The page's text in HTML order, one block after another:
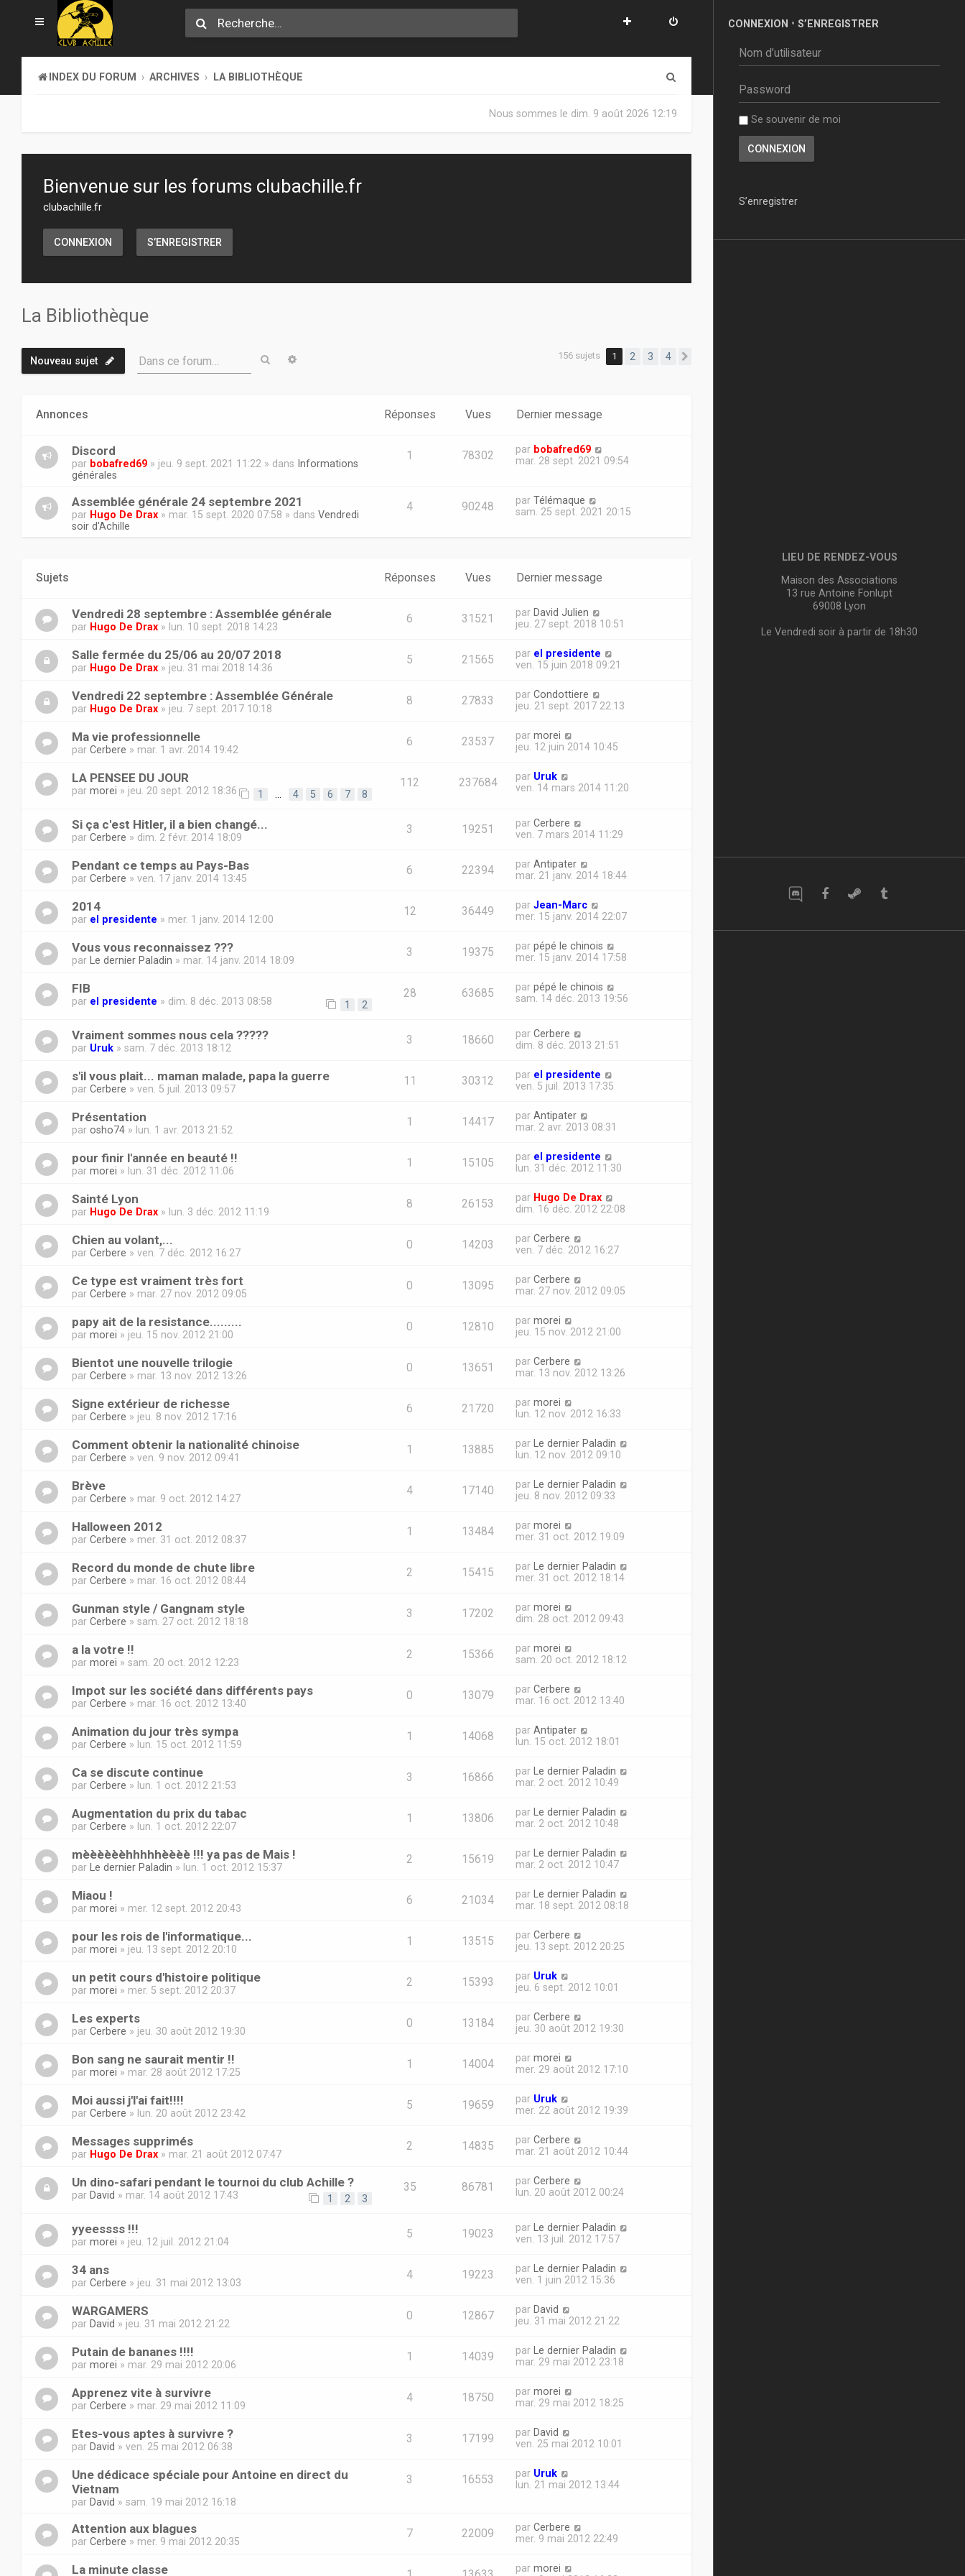
INDEX DU FORUM ARCHIVES LA BIBLIOTHÈQUE
Nous sommes le dim. 9 août 2026 12:19
Bienvenue sur les forums clubachille.fr
clubachille.fr
CONNEXION S’ENREGISTRER
La Bibliothèque
Nouveau sujet Dans ce forum… Rechercher 156 sujets 1 2 3 4
Annonces Réponses Vues Dernier message
Discord
par bobafred69 » jeu. 9 sept. 2021 11:22 » dans Informations
générales
1 78302 par bobafred69
mar. 28 sept. 2021 09:54
Assemblée générale 24 septembre 2021
par Hugo De Drax » mar. 15 sept. 2020 07:58 » dans Vendredi
soir d'Achille
4 90248 par Télémaque
sam. 25 sept. 2021 20:15
Sujets Réponses Vues Dernier message
Vendredi 28 septembre : Assemblée générale
par Hugo De Drax » lun. 10 sept. 2018 14:23
6 31521 par David Julien
jeu. 27 sept. 2018 10:51
Salle fermée du 25/06 au 20/07 2018
par Hugo De Drax » jeu. 31 mai 2018 14:36
5 21565 par el presidente
ven. 15 juin 2018 09:21
Vendredi 22 septembre : Assemblée Générale
par Hugo De Drax » jeu. 7 sept. 2017 10:18
8 27833 par Condottiere
jeu. 21 sept. 2017 22:13
Ma vie professionnelle
par Cerbere » mar. 1 avr. 2014 19:42
6 23537 par morei
jeu. 12 juin 2014 10:45
LA PENSEE DU JOUR
par morei » jeu. 20 sept. 2012 18:36 1 4 5 6 7 8
112 237684 par Uruk
ven. 14 mars 2014 11:20
Si ça c'est Hitler, il a bien changé...
par Cerbere » dim. 2 févr. 2014 18:09
3 19251 par Cerbere
ven. 7 mars 2014 11:29
Pendant ce temps au Pays-Bas
par Cerbere » ven. 17 janv. 2014 13:45
6 22394 par Antipater
mar. 21 janv. 2014 18:44
2014
par el presidente » mer. 1 janv. 2014 12:00
12 36449 par Jean-Marc
mer. 15 janv. 2014 22:07
Vous vous reconnaissez ???
par Le dernier Paladin » mar. 14 janv. 2014 18:09
3 19375 par pépé le chinois
mer. 15 janv. 2014 17:58
FIB
par el presidente » dim. 8 déc. 2013 08:58 1 2
28 63685 par pépé le chinois
sam. 14 déc. 2013 19:56
Vraiment sommes nous cela ?????
par Uruk » sam. 7 déc. 2013 18:12
3 18660 par Cerbere
dim. 8 déc. 2013 21:51
s'il vous plait... maman malade, papa la guerre
par Cerbere » ven. 5 juil. 2013 09:57
11 30312 par el presidente
ven. 5 juil. 2013 17:35
Présentation
par osho74 » lun. 1 avr. 2013 21:52
1 14417 par Antipater
mar. 2 avr. 2013 08:31
pour finir l'année en beauté !!
par morei » lun. 31 déc. 2012 11:06
1 15105 par el presidente
lun. 31 déc. 2012 11:30
Sainté Lyon
par Hugo De Drax » lun. 3 déc. 2012 11:19
8 26153 par Hugo De Drax
dim. 16 déc. 2012 22:08
Chien au volant,...
par Cerbere » ven. 7 déc. 2012 16:27
0 14203 par Cerbere
ven. 7 déc. 2012 16:27
Ce type est vraiment très fort
par Cerbere » mar. 27 nov. 2012 09:05
0 13095 par Cerbere
mar. 27 nov. 2012 09:05
papy ait de la resistance.........
par morei » jeu. 15 nov. 2012 21:00
0 12810 par morei
jeu. 15 nov. 2012 21:00
Bientot une nouvelle trilogie
par Cerbere » mar. 13 nov. 2012 13:26
0 13651 par Cerbere
mar. 13 nov. 2012 13:26
Signe extérieur de richesse
par Cerbere » jeu. 8 nov. 2012 17:16
6 21720 par morei
lun. 12 nov. 2012 16:33
Comment obtenir la nationalité chinoise
par Cerbere » ven. 9 nov. 2012 09:41
1 13885 par
Le dernier Paladin
lun. 12 nov. 2012 09:10
Brève
par Cerbere » mar. 9 oct. 2012 14:27
4 17140 par
Le dernier Paladin
jeu. 8 nov. 2012 09:33
Halloween 2012
par Cerbere » mer. 31 oct. 2012 08:37
1 13484 par morei
mer. 31 oct. 2012 19:09
Record du monde de chute libre
par Cerbere » mar. 16 oct. 2012 08:44
2 15415 par
Le dernier Paladin
mer. 31 oct. 2012 18:14
Gunman style / Gangnam style
par Cerbere » sam. 27 oct. 2012 18:18
3 17202 par morei
dim. 28 oct. 2012 09:43
a la votre !!
par morei » sam. 20 oct. 2012 12:23
2 15366 par morei
sam. 20 oct. 2012 18:12
Impot sur les société dans différents pays
par Cerbere » mar. 16 oct. 2012 13:40
0 13079 par Cerbere
mar. 16 oct. 2012 13:40
Animation du jour très sympa
par Cerbere » lun. 15 oct. 2012 11:59
1 14068 par Antipater
lun. 15 oct. 2012 18:01
Ca se discute continue
par Cerbere » lun. 1 oct. 2012 21:53
3 16866 par
Le dernier Paladin
mar. 2 oct. 2012 10:49
Augmentation du prix du tabac
par Cerbere » lun. 1 oct. 2012 22:07
1 13806 par
Le dernier Paladin
mar. 2 oct. 2012 10:48
mèèèèèèhhhhhèèèè !!! ya pas de Mais !
par Le dernier Paladin » lun. 1 oct. 2012 15:37
2 15619 par
Le dernier Paladin
mar. 2 oct. 2012 10:47
Miaou !
par morei » mer. 12 sept. 2012 20:43
6 21034 par
Le dernier Paladin
mar. 18 sept. 2012 08:18
pour les rois de l'informatique...
par morei » jeu. 13 sept. 2012 20:10
1 13515 par Cerbere
jeu. 13 sept. 2012 20:25
un petit cours d'histoire politique
par morei » mer. 5 sept. 2012 20:37
2 15393 par Uruk
jeu. 6 sept. 2012 10:01
Les experts
par Cerbere » jeu. 30 août 2012 19:30
0 13184 par Cerbere
jeu. 30 août 2012 19:30
Bon sang ne saurait mentir !!
par morei » mar. 28 août 2012 17:25
1 14004 par morei
mer. 29 août 2012 17:10
Moi aussi j'l'ai fait!!!!
par Cerbere » lun. 20 août 2012 23:42
5 19659 par Uruk
mer. 22 août 2012 19:39
Messages supprimés
par Hugo De Drax » mar. 21 août 2012 07:47
2 14835 par Cerbere
mar. 21 août 2012 10:44
Un dino-safari pendant le tournoi du club Achille ?
par David » mar. 14 août 2012 17:43 1 2 3
35 86781 par Cerbere
lun. 20 août 2012 00:24
yyeessss !!!
par morei » jeu. 12 juil. 2012 21:04
5 19023 par
Le dernier Paladin
ven. 13 juil. 2012 17:57
34 ans
par Cerbere » jeu. 31 mai 2012 13:03
4 19223 par
Le dernier Paladin
ven. 1 juin 2012 15:36
WARGAMERS
par David » jeu. 31 mai 2012 21:22
0 12867 par David
jeu. 31 mai 2012 21:22
Putain de bananes !!!!
par morei » mar. 29 mai 2012 20:06
1 14039 par
Le dernier Paladin
mar. 29 mai 2012 23:18
Apprenez vite à survivre
par Cerbere » mar. 29 mai 2012 11:09
4 18750 par morei
mar. 29 mai 2012 18:25
Etes-vous aptes à survivre ?
par David » ven. 25 mai 2012 06:38
3 17199 par David
ven. 25 mai 2012 10:01
Une dédicace spéciale pour Antoine en direct du
Vietnam
par David » sam. 19 mai 2012 16:18
3 16553 par Uruk
lun. 21 mai 2012 13:44
Attention aux blagues
par Cerbere » mer. 9 mai 2012 20:35
7 22009 par Cerbere
mer. 9 mai 2012 22:49
La minute classe par morei
CONNEXION • S’ENREGISTRER
Se souvenir de moi
S’enregistrer
LIEU DE RENDEZ-VOUS
Maison des Associations
13 rue Antoine Fonlupt
69008 Lyon
Le Vendredi soir à partir de 18h30